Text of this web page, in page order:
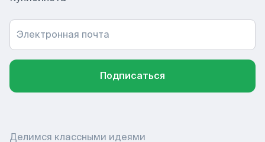
Электронная почта
Подписаться
Делимся классными идеями